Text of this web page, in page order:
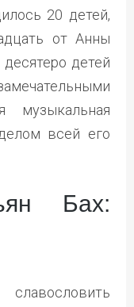
20 детей,
от Анны
детей
музыкальная
всей его
Бах: